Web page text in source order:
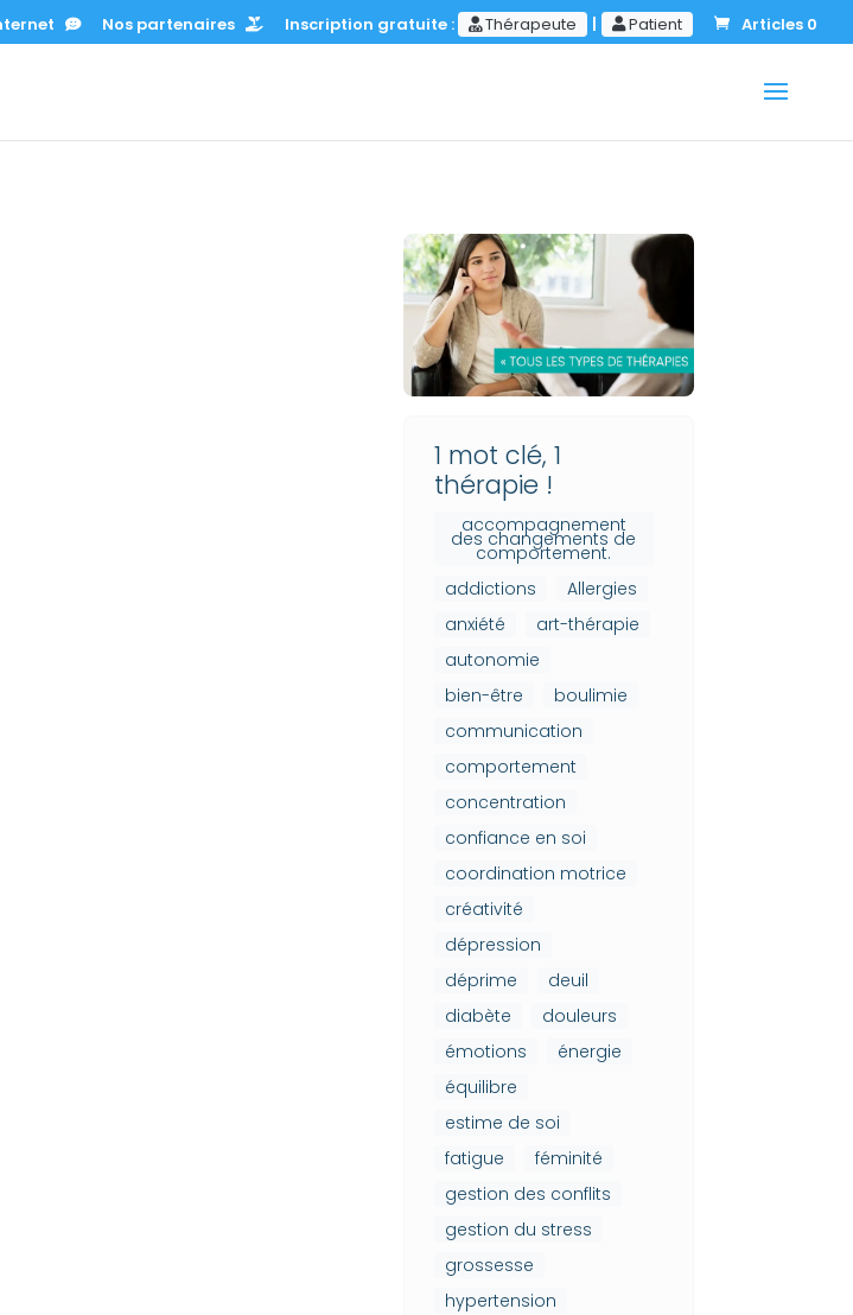
Nos partenaires Inscription gratuite : Thérapeute | Patient Articles 0
1 mot clé, 1
thérapie !
accompagnement
des changements de
comportement.
addictions
Allergies
anxiété
art-thérapie
autonomie
bien-être
boulimie
communication
comportement
concentration
confiance en soi
coordination motrice
créativité
dépression
déprime
deuil
diabète
douleurs
émotions
énergie
équilibre
estime de soi
fatigue
féminité
gestion des conflits
gestion du stress
grossesse
hypertension